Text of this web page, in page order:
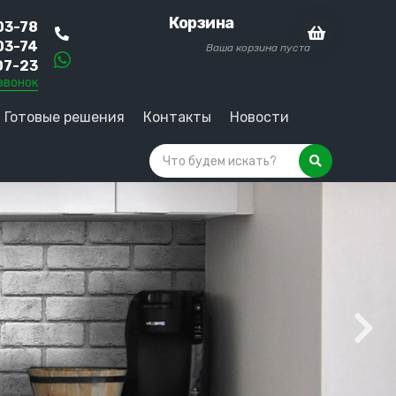
78
74
23
Корзина
Ваша корзина пуста
Готовые решения Контакты Новости